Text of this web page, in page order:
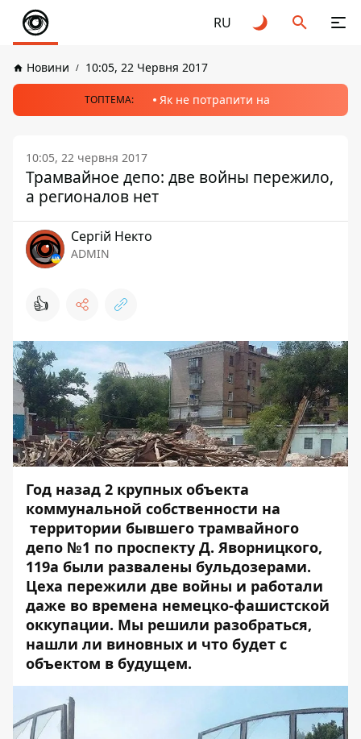
RU
Новини 10:05, 22 Червня 2017
ТОПТЕМА: Як не потрапити на
10:05, 22 червня 2017
Трамвайное депо: две войны пережило,
а регионалов нет
Сергій Некто
ADMIN
👍
Год назад 2 крупных объекта
коммунальной собственности на
территории бывшего трамвайного
депо №1 по проспекту Д. Яворницкого,
119а были развалены бульдозерами.
Цеха пережили две войны и работали
даже во времена немецко-фашистской
оккупации. Мы решили разобраться,
нашли ли виновных и что будет с
объектом в будущем.